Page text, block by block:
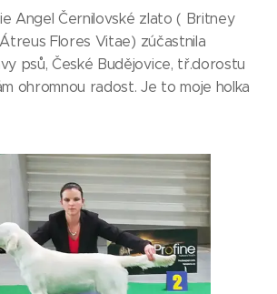
Angel Černilovské zlato ( Britney
Flores Vitae) zúčastnila
psů, České Budějovice, tř.dorostu
ohromnou radost. Je to moje holka